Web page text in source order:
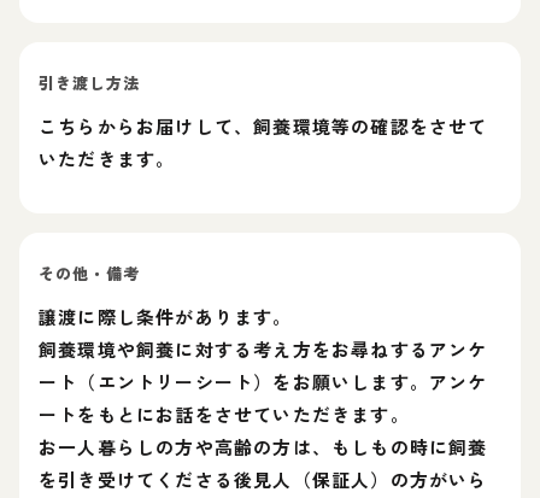
引き渡し方法
こちらからお届けして、飼養環境等の確認をさせて
いただきます。
その他・備考
譲渡に際し条件があります。
飼養環境や飼養に対する考え方をお尋ねするアンケ
ート（エントリーシート）をお願いします。アンケ
ートをもとにお話をさせていただきます。
お一人暮らしの方や高齢の方は、もしもの時に飼養
を引き受けてくださる後見人（保証人）の方がいら